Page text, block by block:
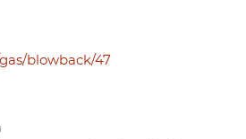
blowback/47